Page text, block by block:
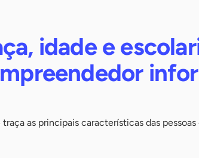
idade e
as principais características das